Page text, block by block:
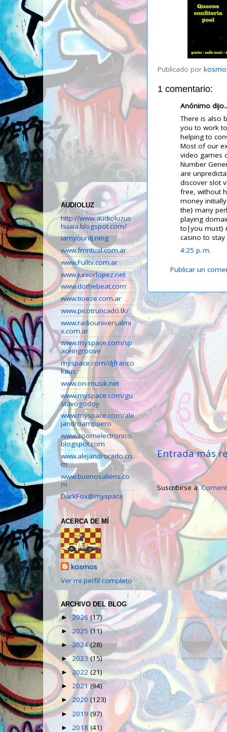
Publicado por
1 comentario:
Anónimo
There is also
you to work
helping to
Most of our
video games
Number
are
discover slot
free, without
money
the} many
playing
to|you must}
casino to
4:25 p. m.
Publicar un
Entrada más
Suscribirse a:
AUDIOLUZ
http://www.audioluzus
huaia.blogspot.com/
iamyourdj.ning
www.fmritual.com.ar
www.Fulltv.com.ar
www.juniorlopez.net
www.dothebeat.com
www.tioeze.com.ar
www.picotruncado.tk/
www.radiouniversalmi
x.com.ar
www.myspace.com/sp
aceingroove
myspace.com/djfranco
kaus
www.on-musik.net
www.myspace.com/gu
stavogodoy
www.myspace.com/ale
jandroampuero
www.zoomelectronico.
blogspot.com
www.alejandrorado.co
m
www.buenosaliens.co
m
DarkFox@myspace
ACERCA DE MÍ
kosmos
Ver mi perfil completo
ARCHIVO DEL BLOG
► 2026(17)
► 2025(11)
► 2024(28)
► 2023(15)
►2022(21)
► 2021(94)
►2020(123)
► 2019(97)
► 2018 (41)